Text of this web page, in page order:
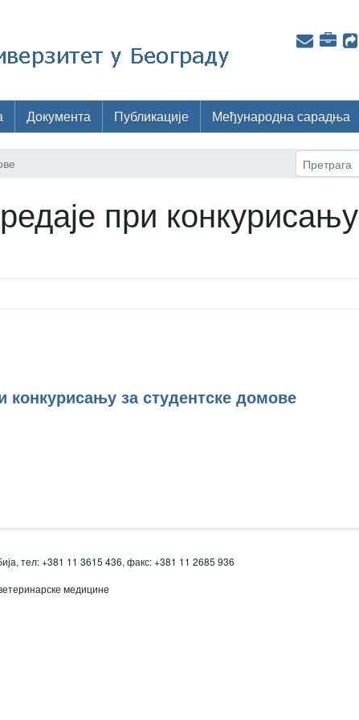
Документа Публикације Међународна сарадња
при конкурисању
конкурисању за студентске домове
тел: +381 11 3615 436, факс: +381 11 2685 936
медицине